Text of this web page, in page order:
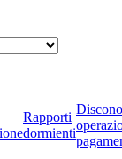
Rapporti
dormienti